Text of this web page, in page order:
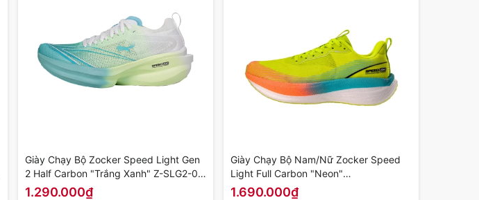
Giày Chạy Bộ Zocker Speed Light Gen
2 Half Carbon "Trắng Xanh" Z-SLG2-01
- Hàng Chính Hãng
1.290.000₫
Giày Chạy Bộ Nam/Nữ Zocker Speed
Light Full Carbon "Neon"
KOJI00000501 - Hàng Chính Hãng
1.690.000₫